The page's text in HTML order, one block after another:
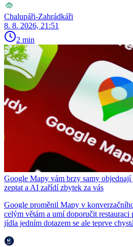
Chalupáři-Zahrádkáři
8. 8. 2026, 21:51
2 min
Google Mapy vám brzy samy
zeptat a AI zařídí zbytek za vás
Google proměnil Mapy v
celým větám a umí doporučit restauraci
jídla jedním dotazem se ale teprve